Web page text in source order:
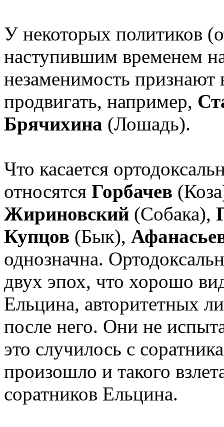
У некоторых политиков
наступившим временем
незаменимость признают
продвигать, например,
Брячихина (Лошадь).
Что касается
относятся Горбачев
Жириновский (Собака),
Купцов (Бык),
однозначна.
двух эпох, что хорошо
Ельцина, авторитетных
после него. Они не
это случилось с
произошло и такого
соратников Ельцина.